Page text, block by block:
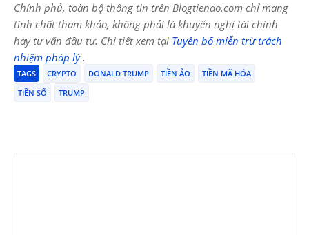
Chính phủ, toàn bộ thông tin trên Blogtienao.com chỉ mang
tính chất tham khảo, không phải là khuyến nghị tài chính
hay tư vấn đầu tư. Chi tiết xem tại Tuyên bố miễn trừ trách
nhiệm pháp lý.
TAGS CRYPTO DONALD TRUMP TIỀN ẢO
TIỀN MÃ HÓA
TIỀN SỐ
TRUMP